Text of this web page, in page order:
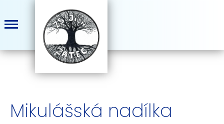
Mikulášská nadílka